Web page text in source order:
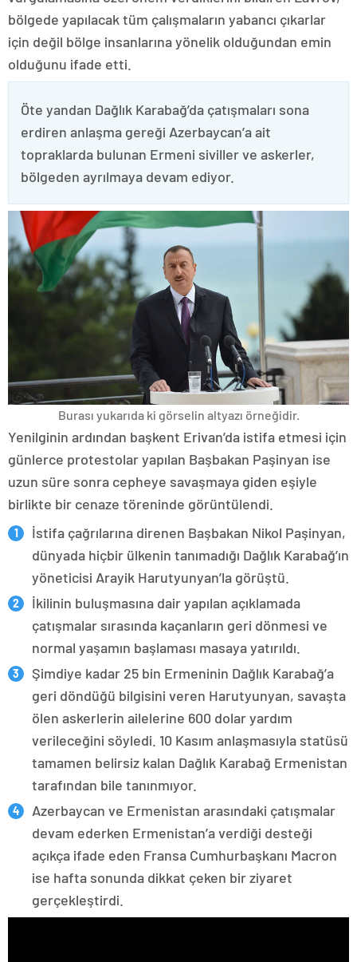
bölgede yapılacak tüm çalışmaların yabancı çıkarlar
için değil bölge insanlarına yönelik olduğundan emin
olduğunu ifade etti.
Öte yandan Dağlık Karabağ’da çatışmaları sona
erdiren anlaşma gereği Azerbaycan’a ait
topraklarda bulunan Ermeni siviller ve askerler,
bölgeden ayrılmaya devam ediyor.
Burası yukarıda ki görselin altyazı örneğidir.
Yenilginin ardından başkent Erivan’da istifa etmesi için
günlerce protestolar yapılan Başbakan Paşinyan ise
uzun süre sonra cepheye savaşmaya giden eşiyle
birlikte bir cenaze töreninde görüntülendi.
İstifa çağrılarına direnen Başbakan Nikol Paşinyan,
dünyada hiçbir ülkenin tanımadığı Dağlık Karabağ’ın
yöneticisi Arayik Harutyunyan’la görüştü.
İkilinin buluşmasına dair yapılan açıklamada
çatışmalar sırasında kaçanların geri dönmesi ve
normal yaşamın başlaması masaya yatırıldı.
Şimdiye kadar 25 bin Ermeninin Dağlık Karabağ’a
geri döndüğü bilgisini veren Harutyunyan, savaşta
ölen askerlerin ailelerine 600 dolar yardım
verileceğini söyledi. 10 Kasım anlaşmasıyla statüsü
tamamen belirsiz kalan Dağlık Karabağ Ermenistan
tarafından bile tanınmıyor.
Azerbaycan ve Ermenistan arasındaki çatışmalar
devam ederken Ermenistan’a verdiği desteği
açıkça ifade eden Fransa Cumhurbaşkanı Macron
ise hafta sonunda dikkat çeken bir ziyaret
gerçekleştirdi.